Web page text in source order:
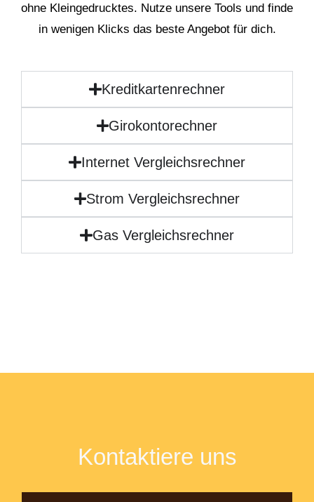
ohne Kleingedrucktes. Nutze unsere Tools und finde
in wenigen Klicks das beste Angebot für dich.
Kreditkartenrechner
Girokontorechner
Internet Vergleichsrechner
Strom Vergleichsrechner
Gas Vergleichsrechner
Kontaktiere uns